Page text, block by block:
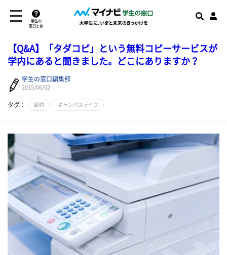
学生の
窓口とは
【Q&A】「タダコピ」という無料コピーサービスが
学内にあると聞きました。どこにありますか？
学生の窓口編集部
2015/06/02
タグ： 節約 キャンパスライフ